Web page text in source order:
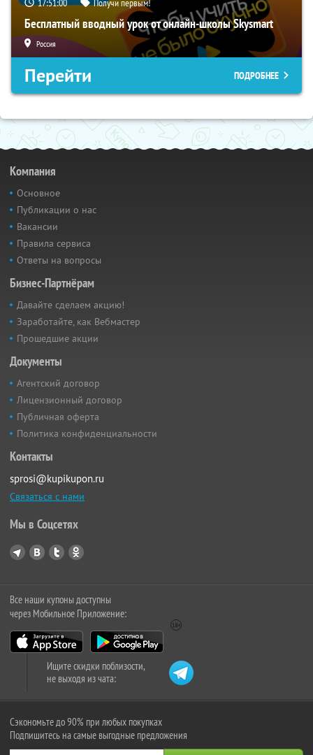
17:50:59 Получи первым!
Бесплатный вводный урок от онлайн-школы Skysmart
Россия
Перейти ПОДРОБНЕЕ
Компания
Основное
Публикации о нас
Вакансии
Правила сервиса
Ответы на вопросы
Бизнес-Партнёрам
Давайте сделаем акцию!
Заработайте, как Вебмастер
Прошедшие акции
Документы
Агентский договор
Лицензионный договор
Публичная оферта
Политика конфиденциальности
Контакты
sprosi@kupikupon.ru
Связаться с нами
Мы в Соцсетях
Все наши купоны доступны
через Мобильное Приложение:
Ищите скидки поблизости,
не выходя из чата:
Сэкономьте до 90% при любых покупках
Подпишитесь на самые выгодные предложения